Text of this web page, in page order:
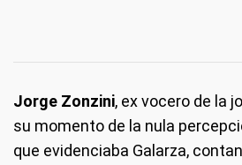
Jorge Zonzini, ex vocero de la
su momento de la nula
que evidenciaba Galarza,